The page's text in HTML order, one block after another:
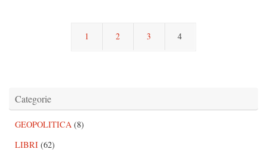
1 2 3 4
Categorie
GEOPOLITICA (8)
LIBRI (62)